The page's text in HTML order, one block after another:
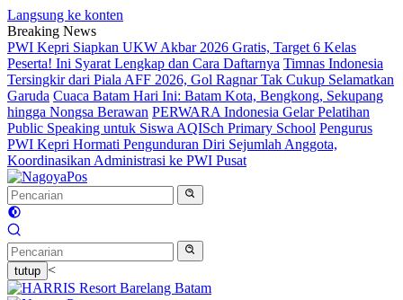
Langsung ke konten
Breaking News
PWI Kepri Siapkan UKW Akbar 2026 Gratis, Target 6 Kelas
Peserta! Ini Syarat Lengkap dan Cara Daftarnya Timnas Indonesia
Tersingkir dari Piala AFF 2026, Gol Ragnar Tak Cukup Selamatkan
Garuda Cuaca Batam Hari Ini: Batam Kota, Bengkong, Sekupang
hingga Nongsa Berawan PERWARA Indonesia Gelar Pelatihan
Public Speaking untuk Siswa AQISch Primary School Pengurus
PWI Kepri Hormati Pengunduran Diri Sejumlah Anggota,
Koordinasikan Administrasi ke PWI Pusat
tutup <